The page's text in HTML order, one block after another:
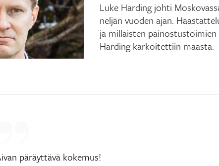
Luke Harding johti
neljän vuoden ajan.
ja millaisten
Harding karkoitettiin maasta.
päräyttävä kokemus!